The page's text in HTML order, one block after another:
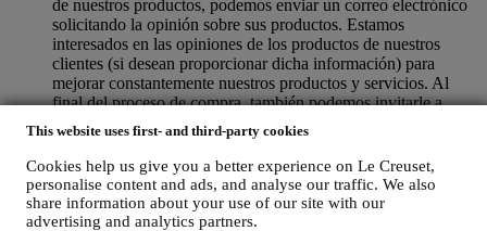
This website uses first- and third-party cookies
Cookies help us give you a better experience on Le Creuset,
personalise content and ads, and analyse our traffic. We also
share information about your use of our site with our
advertising and analytics partners.
de nuestros productos, podemos enviar un correo electrónico
solicitando la opinión sobre sus productos. Estamos
interesados en las opiniones de los productos de nuestros
clientes (si desean proporcionar dicha información) para
mejorar constantemente nuestros productos y servicios. Al
final del proceso de compra, también podemos invitarle a
escribir su opinión del producto. La opinión no es obligatoria,
y usted es libre de enviarla o no.
Whatsapp para empresas. Algunas de nuestras tiendas físicas
utilizan WhatsApp para Empresas con los clientes que así lo
solicitan, con el único fin de prestarles asistencia y enviarles
información sobre nuestros productos. Este canal no está